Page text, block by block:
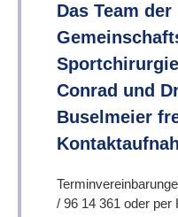
Das Team der
Conrad und
Buselmeier
/ 96 14 361 oder per